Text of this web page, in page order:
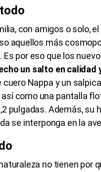
con amigos o solo,
aquellos más
por eso que los
un salto en
Nappa y un
como una pantalla
pulgadas. Además,
se interponga en la
no tienen por